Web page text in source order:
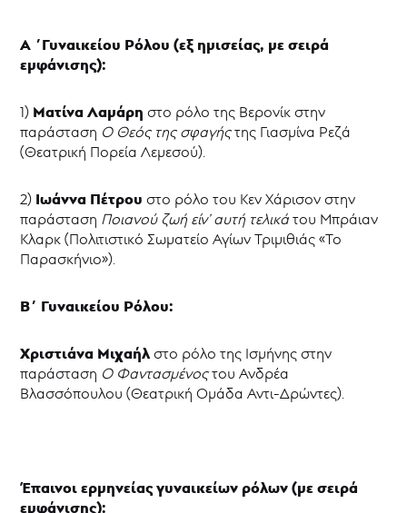
Α ΄Γυναικείου Ρόλου (εξ ημισείας, με σειρά
εμφάνισης):
1) Ματίνα Λαμάρηστο ρόλο της Βερονίκ στην
παράσταση Ο Θεός της σφαγήςτης Γιασμίνα Ρεζά
(Θεατρική Πορεία Λεμεσού).
2) Ιωάννα Πέτρουστο ρόλο του Κεν Χάρισον στην
παράσταση Ποιανού ζωή είν’ αυτή τελικά του Μπράιαν
Κλαρκ (Πολιτιστικό Σωματείο Αγίων Τριμιθιάς «Το
Παρασκήνιο»).
Β΄ Γυναικείου Ρόλου:
Χριστιάνα Μιχαήλστο ρόλο της Ισμήνης στην
παράσταση Ο Φαντασμένοςτου Ανδρέα
Βλασσόπουλου (Θεατρική Ομάδα Αντι-Δρώντες).
Έπαινοι ερμηνείας γυναικείων ρόλων (με σειρά
εμφάνισης):